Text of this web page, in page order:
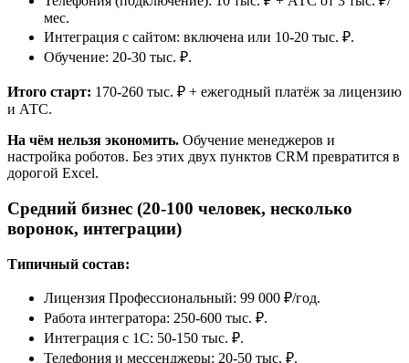
мес.
Интеграция с сайтом: включена или 10-20 тыс. ₽.
Обучение: 20-30 тыс. ₽.
Итого старт: 170-260 тыс. ₽ + ежегодный платёж за лицензию
и АТС.
На чём нельзя экономить. Обучение менеджеров и
настройка роботов. Без этих двух пунктов CRM превратится в
дорогой Excel.
Средний бизнес (20-100 человек, несколько
воронок, интеграции)
Типичный состав:
Лицензия Профессиональный: 99 000 ₽/год.
Работа интегратора: 250-600 тыс. ₽.
Интеграция с 1С: 50-150 тыс. ₽.
Телефония и мессенджеры: 20-50 тыс. ₽.